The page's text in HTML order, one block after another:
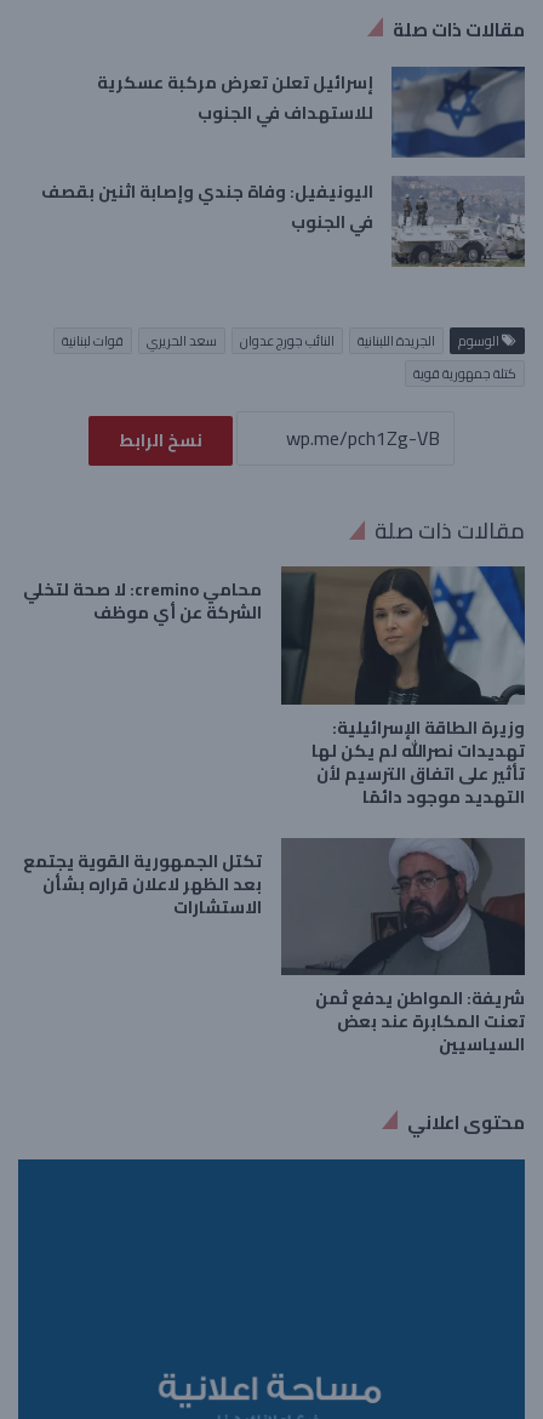
مقالات ذات صلة
إسرائيل تعلن تعرض مركبة عسكرية
للاستهداف في الجنوب
اليونيفيل: وفاة جندي وإصابة اثنين بقصف
في الجنوب
الوسوم الجريدة اللبنانية النائب جورج عدوان سعد الحريري
قوات لبنانية
كتلة جمهورية قوية
نسخ الرابط
مقالات ذات صلة
وزيرة الطاقة الإسرائيلية:
تهديدات نصرالله لم يكن لها
تأثير على اتفاق الترسيم لأن
التهديد موجود دائمًا
محامي cremino: لا صحة لتخلي
الشركة عن أي موظف
شريفة: المواطن يدفع ثمن
تعنت المكابرة عند بعض
السياسيين
تكتل الجمهورية القوية يجتمع
بعد الظهر لاعلان قراره بشأن
الاستشارات
محتوى اعلاني